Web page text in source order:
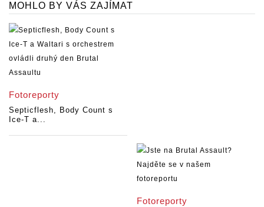
MOHLO BY VÁS ZAJÍMAT
Fotoreporty
Septicflesh, Body Count s
Ice-T a...
Fotoreporty